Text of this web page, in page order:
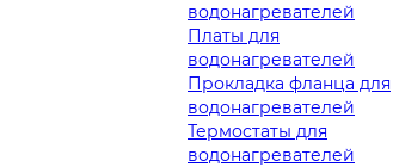
водонагревателей
Платы для
водонагревателей
Прокладка фланца для
водонагревателей
Термостаты для
водонагревателей